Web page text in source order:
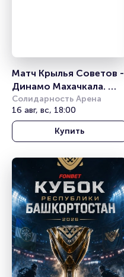
Матч Крылья Советов -
Динамо Махачкала.
Российская Премьер
Лига
Солидарность Арена
16 авг, вс, 18:00
Купить